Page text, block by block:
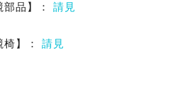
品】： 請見
】： 請見